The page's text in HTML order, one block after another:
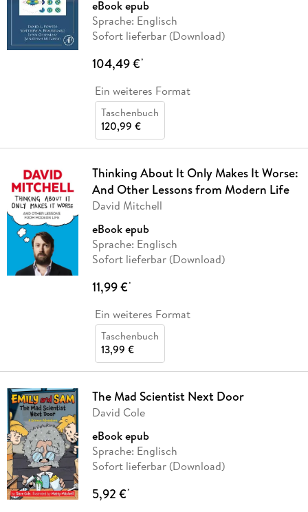
eBook epub
Sprache: Englisch
Sofort lieferbar (Download)
104,49 €*
Ein weiteres Format
Taschenbuch
120,99 €
Thinking About It Only Makes It Worse:
And Other Lessons from Modern Life
David Mitchell
eBook epub
Sprache: Englisch
Sofort lieferbar (Download)
11,99 €*
Ein weiteres Format
Taschenbuch
13,99 €
The Mad Scientist Next Door
David Cole
eBook epub
Sprache: Englisch
Sofort lieferbar (Download)
5,92 €*